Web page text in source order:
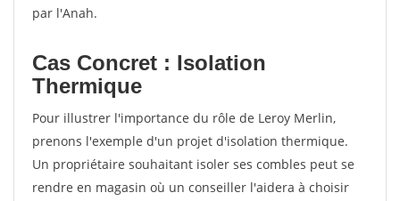
par l'Anah.
Cas Concret : Isolation
Thermique
Pour illustrer l'importance du rôle de Leroy Merlin,
prenons l'exemple d'un projet d'isolation thermique.
Un propriétaire souhaitant isoler ses combles peut se
rendre en magasin où un conseiller l'aidera à choisir